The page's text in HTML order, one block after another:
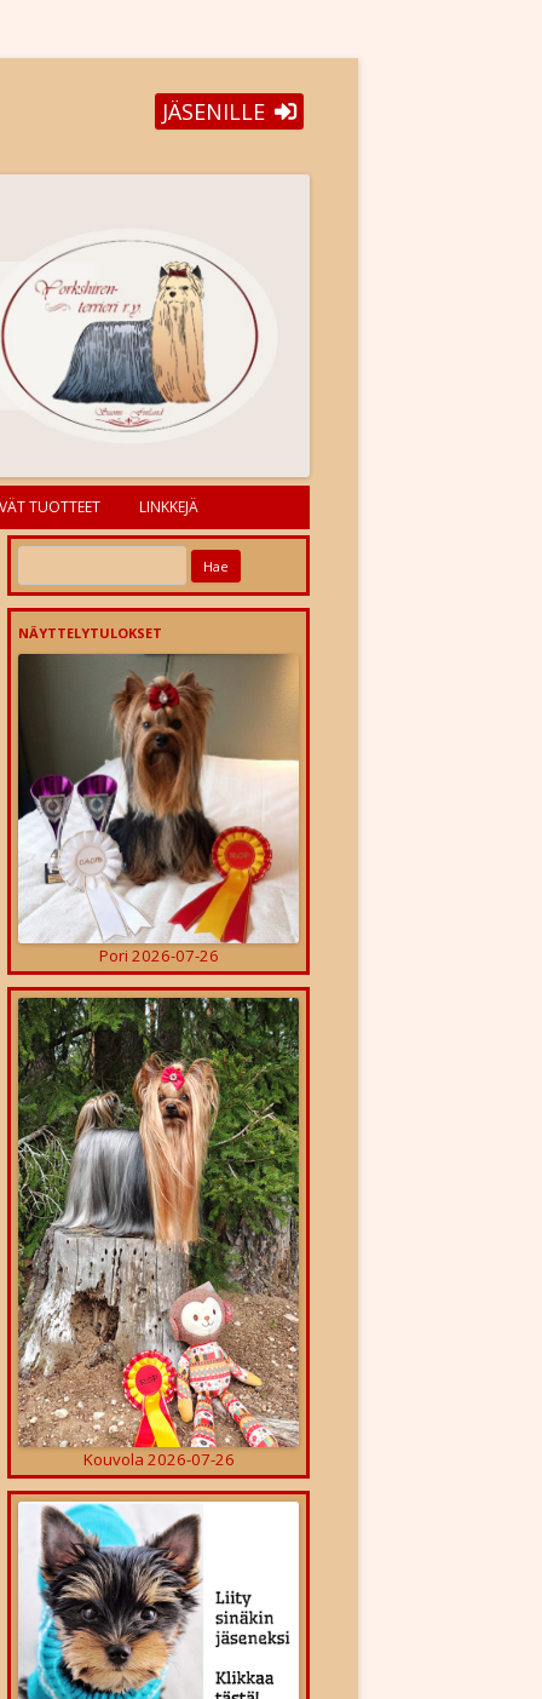
JÄSENILLE
TUOTTEET LINKKEJÄ
NÄYTTELYTULOKSET
Pori 2026-07-26
Kouvola 2026-07-26